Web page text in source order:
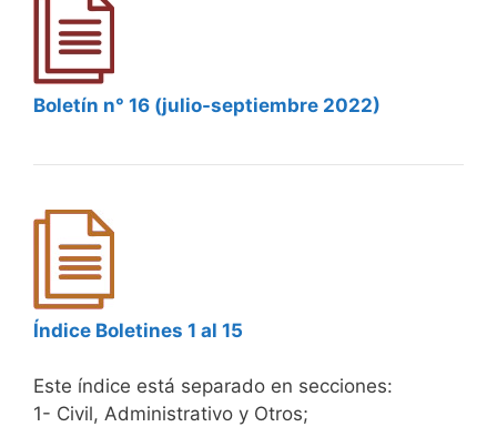
Boletín n° 16 (julio-septiembre 2022)
Índice Boletines 1 al 15
Este índice está separado en secciones:
1- Civil, Administrativo y Otros;